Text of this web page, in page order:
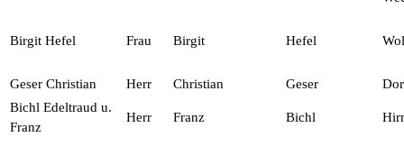
Birgit Hefel Frau Birgit Hefel
Geser Christian Herr Christian Geser
Bichl Edeltraud u.
Franz
Herr Franz Bichl